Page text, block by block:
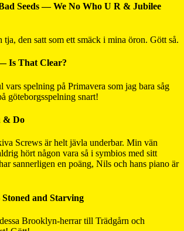
Seeds — We No Who U R & Jubilee
den satt som ett smäck i mina öron. Gött så.
Is That Clear?
vars spelning på Primavera som jag bara såg
göteborgsspelning snart!
& Do
Screws är helt jävla underbar. Min vän
hört någon vara så i symbios med sitt
sannerligen en poäng, Nils och hans piano är
and Starving
Brooklyn-herrar till Trädgårn och